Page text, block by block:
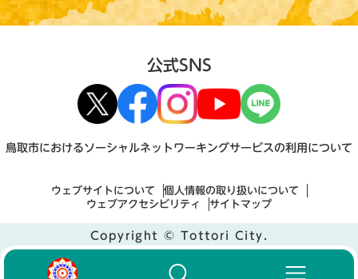
公式SNS
鳥取市におけるソーシャルネットワーキングサービスの利用について
ウェブサイトについて
個人情報の取り扱いについて
ウェブアクセシビリティ
サイトマップ
Copyright © Tottori City.